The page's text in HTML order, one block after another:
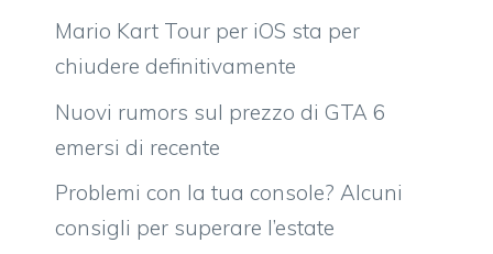
Mario Kart Tour per iOS sta per
chiudere definitivamente
Nuovi rumors sul prezzo di GTA 6
emersi di recente
Problemi con la tua console? Alcuni
consigli per superare l’estate